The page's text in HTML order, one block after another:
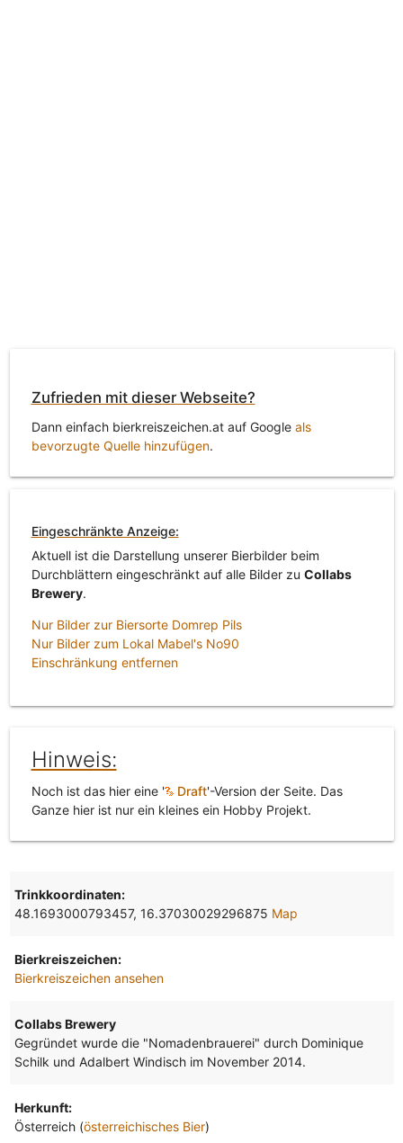
Zufrieden mit dieser Webseite?
Dann einfach bierkreiszeichen.at auf Google als
bevorzugte Quelle hinzufügen.
Eingeschränkte Anzeige:
Aktuell ist die Darstellung unserer Bierbilder beim
Durchblättern eingeschränkt auf alle Bilder zu Collabs
Brewery.
Nur Bilder zur Biersorte Domrep Pils
Nur Bilder zum Lokal Mabel's No90
Einschränkung entfernen
Hinweis:
Noch ist das hier eine ' Draft'-Version der Seite. Das
Ganze hier ist nur ein kleines ein Hobby Projekt.
Trinkkoordinaten:
48.1693000793457, 16.37030029296875 Map
Bierkreiszeichen:
Bierkreiszeichen ansehen
Collabs Brewery
Gegründet wurde die "Nomadenbrauerei" durch Dominique
Schilk und Adalbert Windisch im November 2014.
Herkunft:
Österreich (österreichisches Bier)